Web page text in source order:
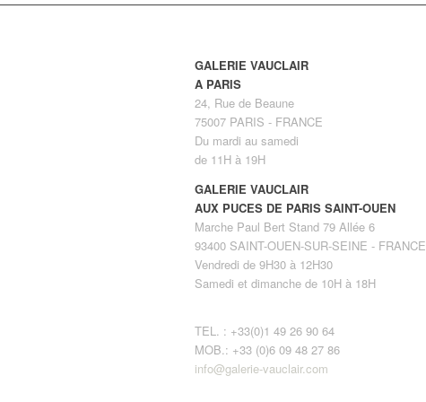
GALERIE VAUCLAIR
A PARIS
24, Rue de Beaune
75007 PARIS - FRANCE
Du mardi au samedi
de 11H à 19H
GALERIE VAUCLAIR
AUX PUCES DE PARIS SAINT-OUEN
Marche Paul Bert Stand 79 Allée 6
93400 SAINT-OUEN-SUR-SEINE - FRANCE
Vendredi de 9H30 à 12H30
Samedi et dimanche de 10H à 18H
TEL. : +33(0)1 49 26 90 64
MOB.: +33 (0)6 09 48 27 86
info@galerie-vauclair.com